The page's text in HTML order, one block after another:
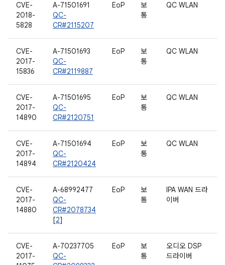
CVE-
2018-
5828
A-71501691
QC-
CR#2115207
EoP
보
통
QC WLAN
CVE-
2017-
15836
A-71501693
QC-
CR#2119887
EoP
보
통
QC WLAN
CVE-
2017-
14890
A-71501695
QC-
CR#2120751
EoP
보
통
QC WLAN
CVE-
2017-
14894
A-71501694
QC-
CR#2120424
EoP
보
통
QC WLAN
CVE-
2017-
14880
A-68992477
QC-
CR#2078734
[2]
EoP
보
통
IPA WAN 드라
이버
CVE-
2017-
A-70237705
QC-
EoP
보
통
오디오 DSP
드라이버